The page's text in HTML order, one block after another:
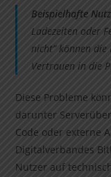
Beispielhafte
Ladezeiten oder
nicht” können
Vertrauen in die
Diese Probleme
darunter
Code oder externe
Digitalverbandes
Nutzer auf